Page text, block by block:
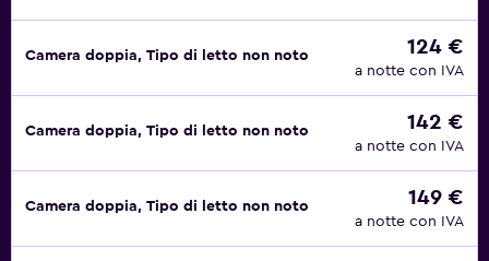
Camera doppia, Tipo di letto non noto 124 €
a notte con IVA
Camera doppia, Tipo di letto non noto 142 €
a notte con IVA
Camera doppia, Tipo di letto non noto 149 €
a notte con IVA